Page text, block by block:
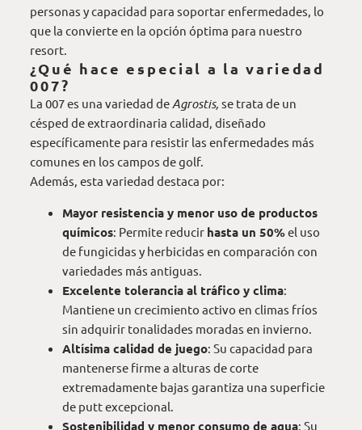
personas y capacidad para soportar enfermedades, lo
que la convierte en la opción óptima para nuestro
resort
¿Qué hace especial a la variedad
007?
La 007 es una variedad de Agrostis, se trata de un
césped de extraordinaria calidad, diseñado
específicamente para resistir las enfermedades más
comunes en los campos de golf.
Además, esta variedad destaca por:
Mayor resistencia y menor uso de productos
químicos: Permite reducir hasta un 50%el uso
de fungicidas y herbicidas en comparación con
variedades más antiguas.
Excelente tolerancia al tráfico y clima:
Mantiene un crecimiento activo en climas fríos
sin adquirir tonalidades moradas en invierno.
Altísima calidad de juego: Su capacidad para
mantenerse firme a alturas de corte
extremadamente bajas garantiza una superficie
de putt excepcional.
Sostenibilidad y menor consumo de agua: Su